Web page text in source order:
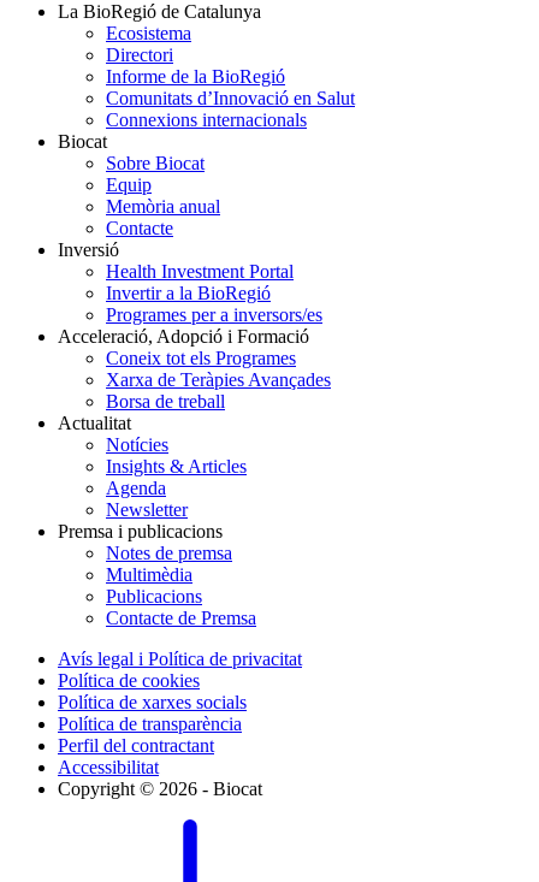
La BioRegió de Catalunya
Ecosistema
Directori
Informe de la BioRegió
Comunitats d’Innovació en Salut
Connexions internacionals
Biocat
Sobre Biocat
Equip
Memòria anual
Contacte
Inversió
Health Investment Portal
Invertir a la BioRegió
Programes per a inversors/es
Acceleració, Adopció i Formació
Coneix tot els Programes
Xarxa de Teràpies Avançades
Borsa de treball
Actualitat
Notícies
Insights & Articles
Agenda
Newsletter
Premsa i publicacions
Notes de premsa
Multimèdia
Publicacions
Contacte de Premsa
Avís legal i Política de privacitat
Política de cookies
Política de xarxes socials
Política de transparència
Perfil del contractant
Accessibilitat
Copyright © 2026 - Biocat